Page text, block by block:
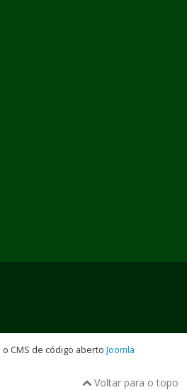
CMS de código aberto Joomla
Voltar para o topo